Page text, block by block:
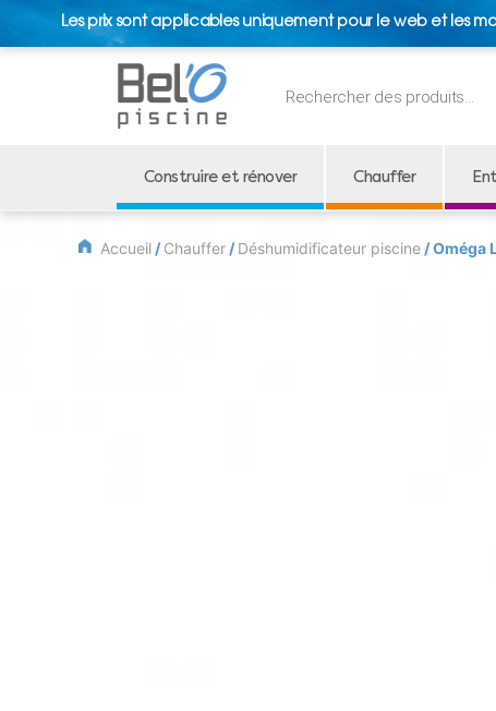
Les prix sont applicables uniquement pour le web et les
de
Construire et rénover Chauffer
Accueil / Chauffer / Déshumidificateur piscine / Oméga